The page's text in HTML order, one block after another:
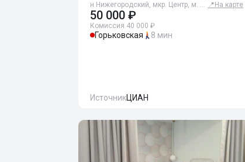
н Нижегородский, мкр. Центр, м. … 📍 На карте
50 000 ₽
Комиссия 40 000 ₽
Горьковская 8 мин
ИсточникЦИАН